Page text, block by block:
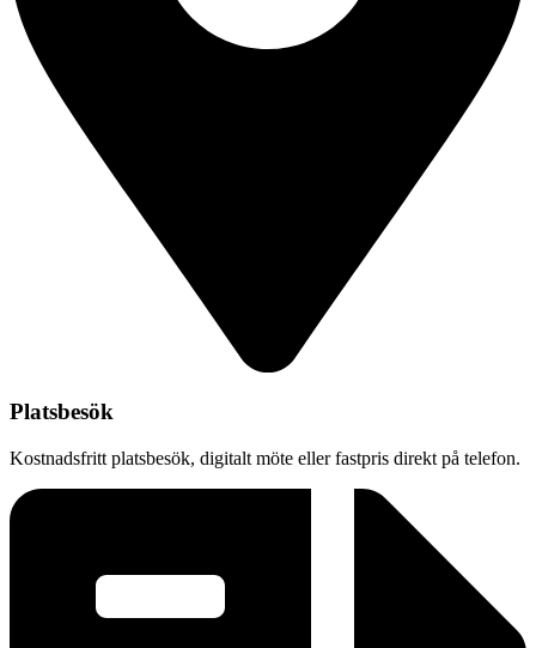
Platsbesök
Kostnadsfritt platsbesök, digitalt möte eller fastpris direkt på telefon.